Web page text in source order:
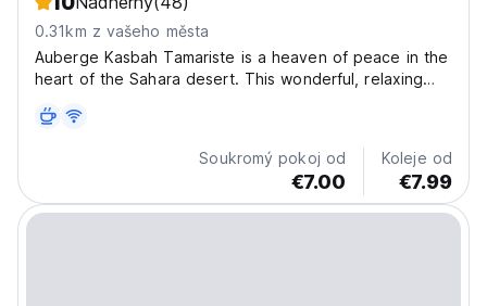
0.31km z vašeho města
Auberge Kasbah Tamariste is a heaven of peace in the
heart of the Sahara desert. This wonderful, relaxing
Labied, right next the famous Erg Chebbi sand dunes.
The Seggaoui family welcomes you to our authentic...
Soukromý pokoj od
€7.00
Koleje od
€7.99